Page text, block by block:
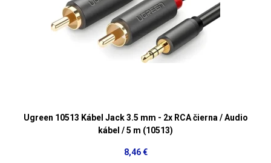
Ugreen 10513 Kábel Jack 3.5 mm - 2x RCA čierna / Audio
kábel / 5 m (10513)
8,46 €